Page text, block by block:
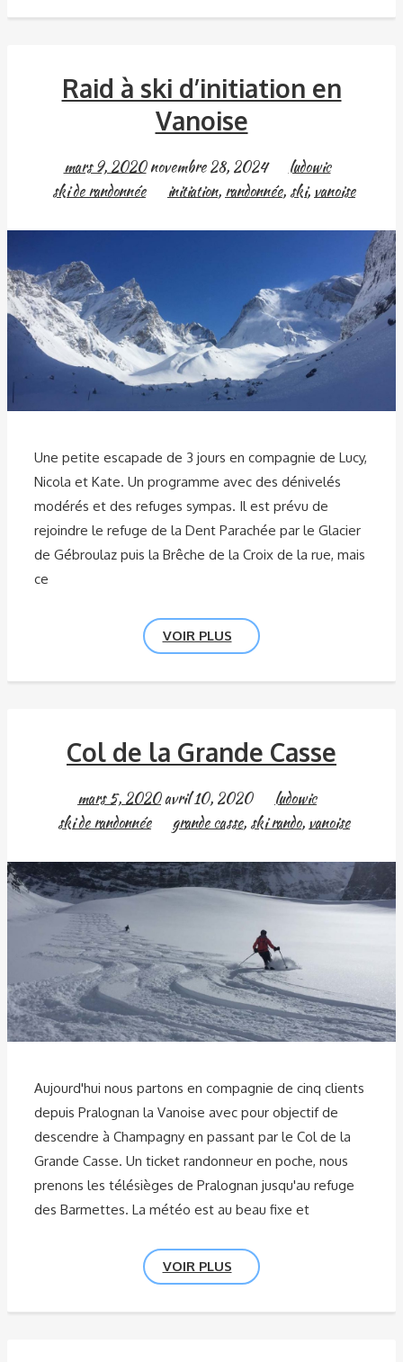
Raid à ski d’initiation en
Vanoise
mars 9, 2020 novembre 28, 2024
ludowic
ski de randonnée
initiation, randonnée, ski, vanoise
Une petite escapade de 3 jours en compagnie de Lucy,
Nicola et Kate. Un programme avec des dénivelés
modérés et des refuges sympas. Il est prévu de
rejoindre le refuge de la Dent Parachée par le Glacier
de Gébroulaz puis la Brêche de la Croix de la rue, mais
ce
VOIR PLUS
Col de la Grande Casse
mars 5, 2020avril 10, 2020
ludowic
ski de randonnée
grande casse, ski rando, vanoise
Aujourd'hui nous partons en compagnie de cinq clients
depuis Pralognan la Vanoise avec pour objectif de
descendre à Champagny en passant par le Col de la
Grande Casse. Un ticket randonneur en poche, nous
prenons les télésièges de Pralognan jusqu'au refuge
des Barmettes. La météo est au beau fixe et
VOIR PLUS